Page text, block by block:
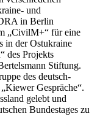
und
in Berlin
„CivilM+“ für eine
in der Ostukraine
des Projekts
Stiftung.
des deutsch-
Gespräche“.
gelebt und
Bundestages zu